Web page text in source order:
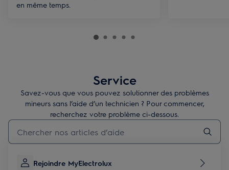
en même temps.
Service
Savez-vous que vous pouvez solutionner des problèmes
mineurs sans l’aide d’un technicien ? Pour commencer,
recherchez votre problème ci-dessous.
Tapez pour rechercher des articles d’assistance
Rejoindre MyElectrolux